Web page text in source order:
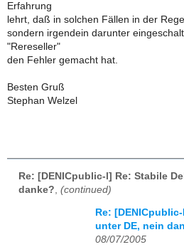
Erfahrung
lehrt, daß in solchen Fällen in der
sondern irgendein darunter
"Rereseller"
den Fehler gemacht hat.
Besten Gruß
Stephan Welzel
Re: [DENICpublic-l] Re: Stabile
danke? (continued)
Re:
unter DE, nein
08/07/2005